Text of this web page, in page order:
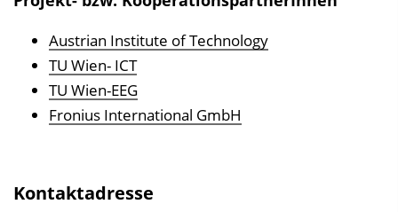
Austrian Institute of Technology
TU Wien- ICT
TU Wien-EEG
Fronius International GmbH
Kontaktadresse